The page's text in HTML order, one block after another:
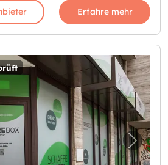
Erfahre mehr
für "Storebox Stuttgart"